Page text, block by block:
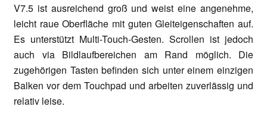
V7.5 ist ausreichend groß und weist eine angenehme,
leicht raue Oberfläche mit guten Gleiteigenschaften auf.
Es unterstützt Multi-Touch-Gesten. Scrollen ist jedoch
auch via Bildlaufbereichen am Rand möglich. Die
zugehörigen Tasten befinden sich unter einem einzigen
Balken vor dem Touchpad und arbeiten zuverlässig und
relativ leise.